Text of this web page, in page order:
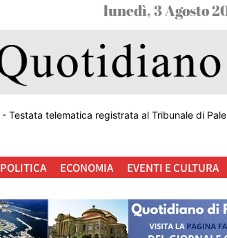
lunedì, 3 Agosto
- Testata telematica registrata al Tribunale di
POLITICA ECONOMIA EVENTI E CULTURA